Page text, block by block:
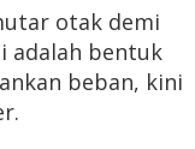
otak demi
adalah bentuk
beban, kini